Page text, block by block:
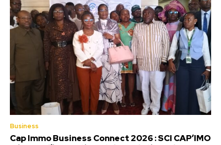
Business
Cap Immo Business Connect 2026 : SCI CAP’IMO